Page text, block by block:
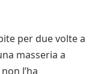
per due volte a
masseria a
l’ha